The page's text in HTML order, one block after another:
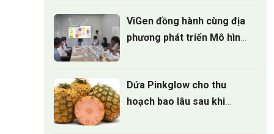
ViGen đồng hành cùng địa
phương phát triển Mô hình
Dứa Pinkglow cho thu
hoạch bao lâu sau khi